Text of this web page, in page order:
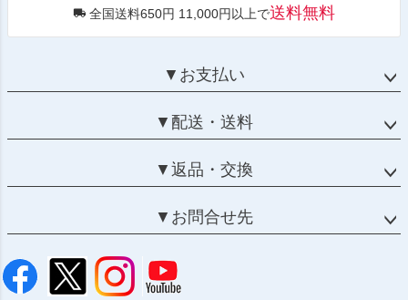
全国送料650円 11,000円以上で送料無料
▼お支払い
▼配送・送料
▼返品・交換
▼お問合せ先